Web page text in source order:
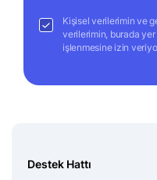
Kişisel verilerimin ve
verilerimin, burada
işlenmesine izin
Destek Hattı